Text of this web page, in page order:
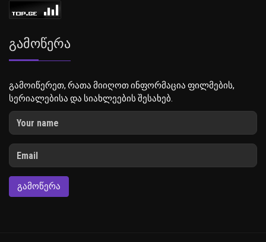
Გამოწერა
გამოიწერეთ, რათა მიიღოთ ინფორმაცია ფილმების,
სერიალებისა და სიახლეების შესახებ.
ᲒᲐᲛᲝᲬᲔᲠᲐ